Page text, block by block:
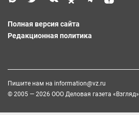
Полная версия сайта
Редакционная политика
Пишите нам на information@vz.ru
© 2005 — 2026 ООО Деловая газета «Взгляд»